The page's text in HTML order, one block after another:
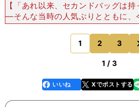
【「あれ以来、セカンドバッグは
―そんな当時の人気ぶりとともに、
に取り上げられるのが「怒りの記者
崎 契約更改の時でしょ。セカンド
けた。――その
1 2 3
1 / 3
faceboo
k
いいね Xでポストする
line